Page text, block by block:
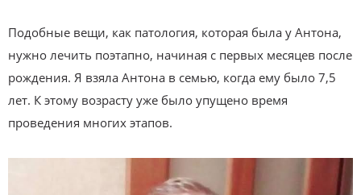
Подобные вещи, как патология, которая была у Антона,
нужно лечить поэтапно, начиная с первых месяцев после
рождения. Я взяла Антона в семью, когда ему было 7,5
лет. К этому возрасту уже было упущено время
проведения многих этапов.